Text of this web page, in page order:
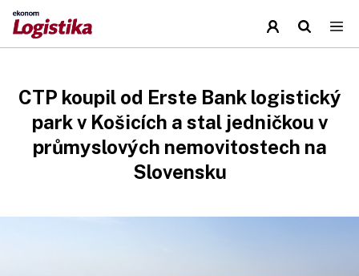
CTP koupil od Erste Bank logistický
park v Košicích a stal jedničkou v
průmyslových nemovitostech na
Slovensku